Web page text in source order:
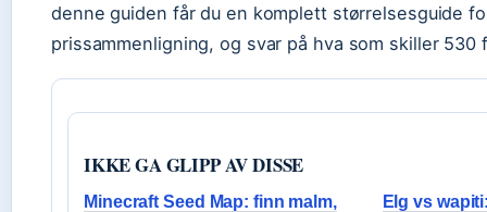
denne guiden får du en komplett størrelsesguide
prissammenligning, og svar på hva som skiller 530
IKKE GA GLIPP AV DISSE
Minecraft Seed Map: finn malm,
Elg vs